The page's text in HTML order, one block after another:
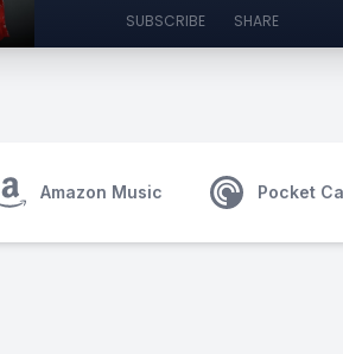
SUBSCRIBE SHARE
Amazon Music Pocket